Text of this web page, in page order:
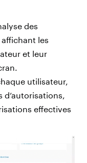
des
les
et leur
utilisateur,
d’autorisations,
effectives